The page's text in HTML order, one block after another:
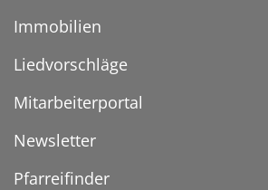
Immobilien
Liedvorschläge
Mitarbeiterportal
Newsletter
Pfarreifinder